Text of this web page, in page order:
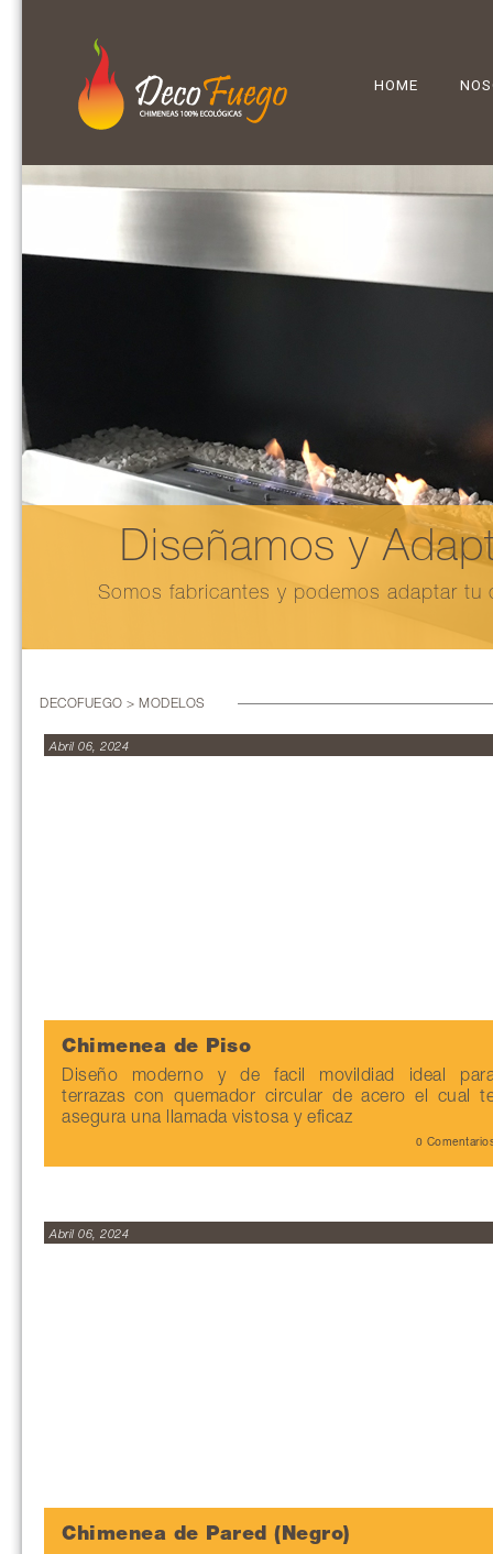
HOME
Diseñamos y
Somos fabricantes y podemos adaptar
DECOFUEGO > MODELOS
Abril 06, 2024
Chimenea de Piso
Diseño moderno y de facil movildiad ideal
terrazas con quemador circular de acero el cual
asegura una llamada vistosa y eficaz
0
Abril 06, 2024
Chimenea de Pared (Negro)